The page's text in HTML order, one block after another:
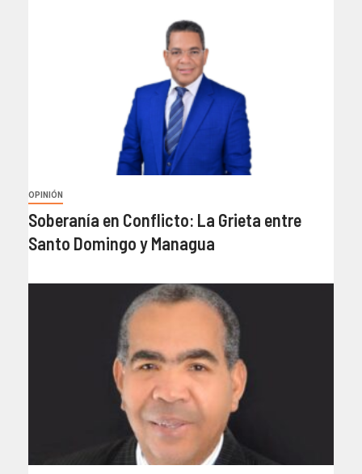
OPINIÓN
Soberanía en Conflicto: La Grieta entre
Santo Domingo y Managua